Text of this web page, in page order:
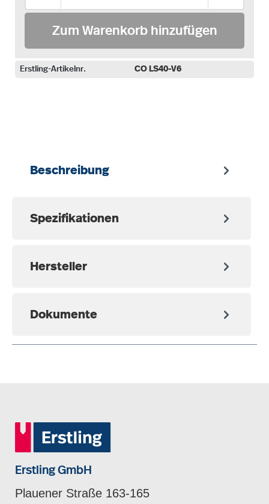
Zum Warenkorb hinzufügen
Erstling-Artikelnr. CO LS40-V6
Beschreibung
Spezifikationen
Hersteller
Dokumente
Erstling GmbH
Plauener Straße 163-165